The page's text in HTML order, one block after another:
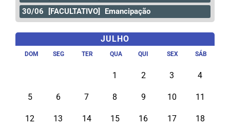
30/06
[FACULTATIVO] Emancipação
JULHO
DOM SEG TER QUA QUI SEX SÁB
1 2 3 4
5 6 7 8 9 10 11
12 13 14 15 16 17 18